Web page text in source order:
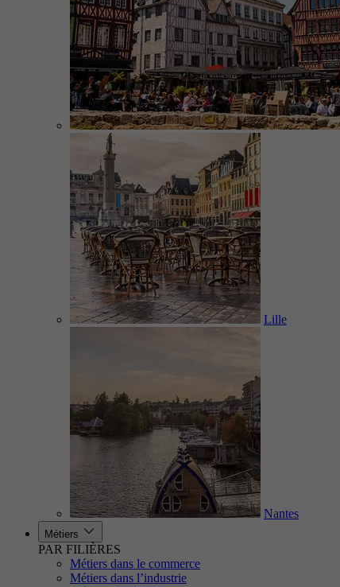
Lille
Nantes
Métiers
PAR FILIÈRES
Métiers dans le commerce
Métiers dans l’industrie